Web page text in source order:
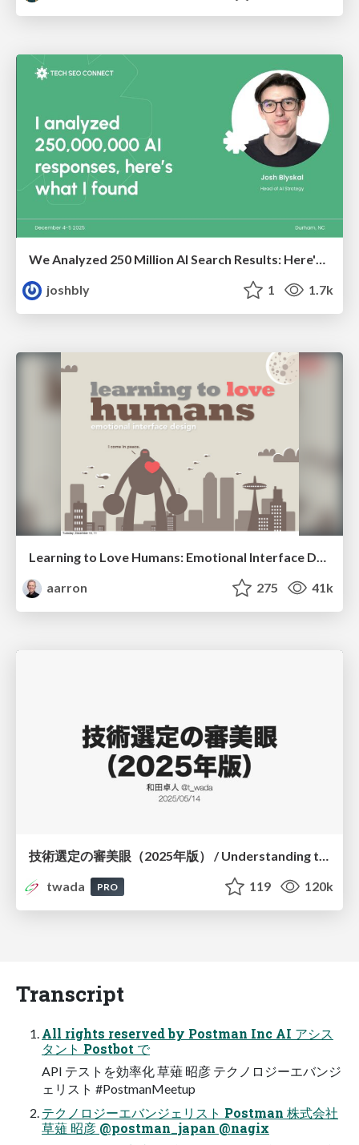
We Analyzed 250 Million AI Search Results: Here's What I Found
joshbly
1 1.7k
Learning to Love Humans: Emotional Interface Design
aarron
275 41k
twada
PRO 119 120k
Transcript
All rights reserved by Postman Inc AI アシス
タント Postbot で
API テストを効率化 草薙 昭彦 テクノロジーエバンジ
ェリスト #PostmanMeetup
テクノロジーエバンジェリスト Postman 株式会社
草薙 昭彦 @postman_japan @nagix